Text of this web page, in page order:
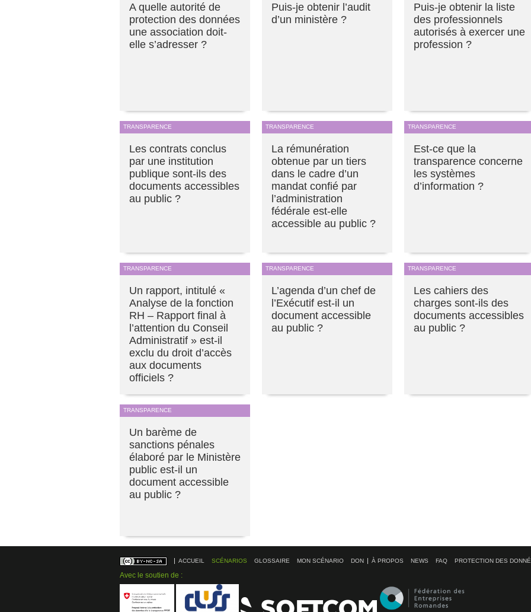
A quelle autorité de
protection des données
une association doit-
elle s’adresser ?
Puis-je obtenir l’audit
d’un ministère ?
Puis-je obtenir la liste
des professionnels
autorisés à exercer une
profession ?
TRANSPARENCE
Les contrats conclus
par une institution
publique sont-ils des
documents accessibles
au public ?
TRANSPARENCE
La rémunération
obtenue par un tiers
dans le cadre d’un
mandat confié par
l’administration
fédérale est-elle
accessible au public ?
TRANSPARENCE
Est-ce que la
transparence concerne
les systèmes
d’information ?
TRANSPARENCE
Un rapport, intitulé «
Analyse de la fonction
RH – Rapport final à
l’attention du Conseil
Administratif » est-il
exclu du droit d’accès
aux documents
officiels ?
TRANSPARENCE
L’agenda d’un chef de
l’Exécutif est-il un
document accessible
au public ?
TRANSPARENCE
Les cahiers des
charges sont-ils des
documents accessibles
au public ?
TRANSPARENCE
Un barème de
sanctions pénales
élaboré par le Ministère
public est-il un
document accessible
au public ?
ACCUEIL SCÉNARIOS GLOSSAIRE MON SCÉNARIO DON À PROPOS NEWS FAQ PROTECTION DES
Avec le soutien de :